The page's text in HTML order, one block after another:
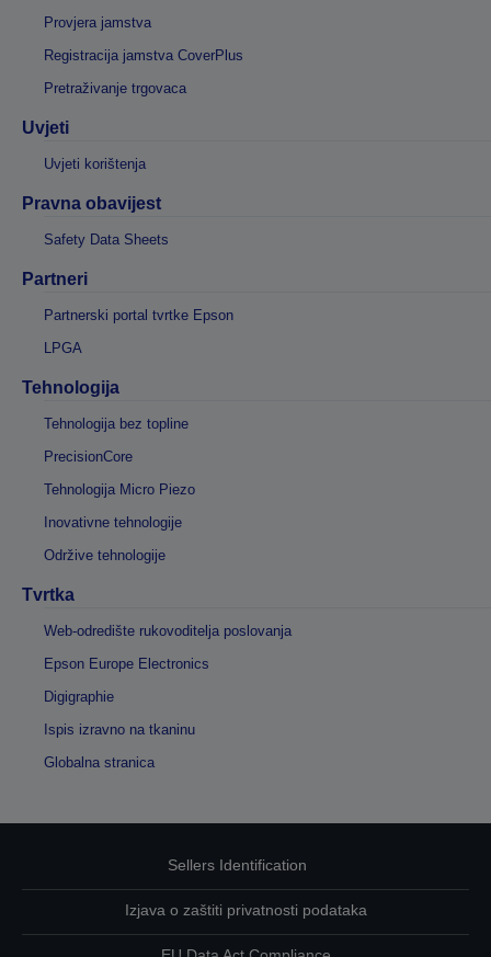
Provjera jamstva
Registracija jamstva CoverPlus
Pretraživanje trgovaca
Uvjeti
Uvjeti korištenja
Pravna obavijest
Safety Data Sheets
Partneri
Partnerski portal tvrtke Epson
LPGA
Tehnologija
Tehnologija bez topline
PrecisionCore
Tehnologija Micro Piezo
Inovativne tehnologije
Održive tehnologije
Tvrtka
Web-odredište rukovoditelja poslovanja
Epson Europe Electronics
Digigraphie
Ispis izravno na tkaninu
Globalna stranica
Sellers Identification
Izjava o zaštiti privatnosti podataka